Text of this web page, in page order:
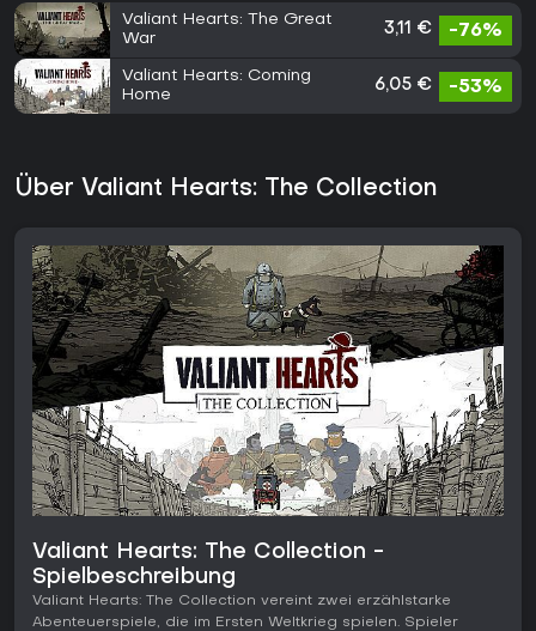
Valiant Hearts: The Great
War
3,11 € -76%
Valiant Hearts: Coming
Home
6,05 € -53%
Über Valiant Hearts: The Collection
Valiant Hearts: The Collection -
Spielbeschreibung
Valiant Hearts: The Collection vereint zwei erzählstarke
Abenteuerspiele, die im Ersten Weltkrieg spielen. Spieler